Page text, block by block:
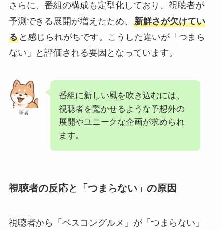
さらに、番組の構成も定型化しており、視聴者が
予測できる展開が増えたため、 新鮮さが欠けてい
ると感じられがちです。こうした違いが「つまら
ない」と評価される要因となっています。
筆者
番組に新しい風を吹き込むには、
視聴者を驚かせるような予想外の
展開やユニークな企画が求められ
ます。
視聴者の反応と「つまらない」の原因
視聴者から「ベスコングルメ」が「つまらない」